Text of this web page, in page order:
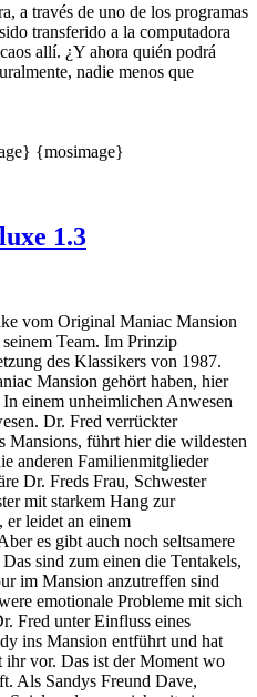
a través de uno de los programas
transferido a la computadora
allí. ¿Y ahora quién podrá
nadie menos que
{mosimage}
1.3
vom Original Maniac Mansion
Team. Im Prinzip
des Klassikers von 1987.
Mansion gehört haben, hier
einem unheimlichen Anwesen
Dr. Fred verrückter
Mansions, führt hier die wildesten
anderen Familienmitglieder
Dr. Freds Frau, Schwester
mit starkem Hang zur
leidet an einem
es gibt auch noch seltsamere
sind zum einen die Tentakels,
im Mansion anzutreffen sind
emotionale Probleme mit sich
Fred unter Einfluss eines
ins Mansion entführt und hat
ihr vor. Das ist der Moment wo
Als Sandys Freund Dave,